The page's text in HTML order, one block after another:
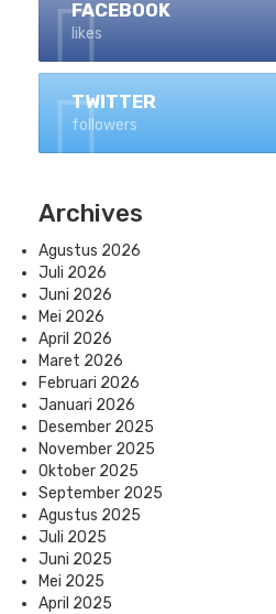
FACEBOOK
likes
TWITTER
followers
Archives
Agustus 2026
Juli 2026
Juni 2026
Mei 2026
April 2026
Maret 2026
Februari 2026
Januari 2026
Desember 2025
November 2025
Oktober 2025
September 2025
Agustus 2025
Juli 2025
Juni 2025
Mei 2025
April 2025